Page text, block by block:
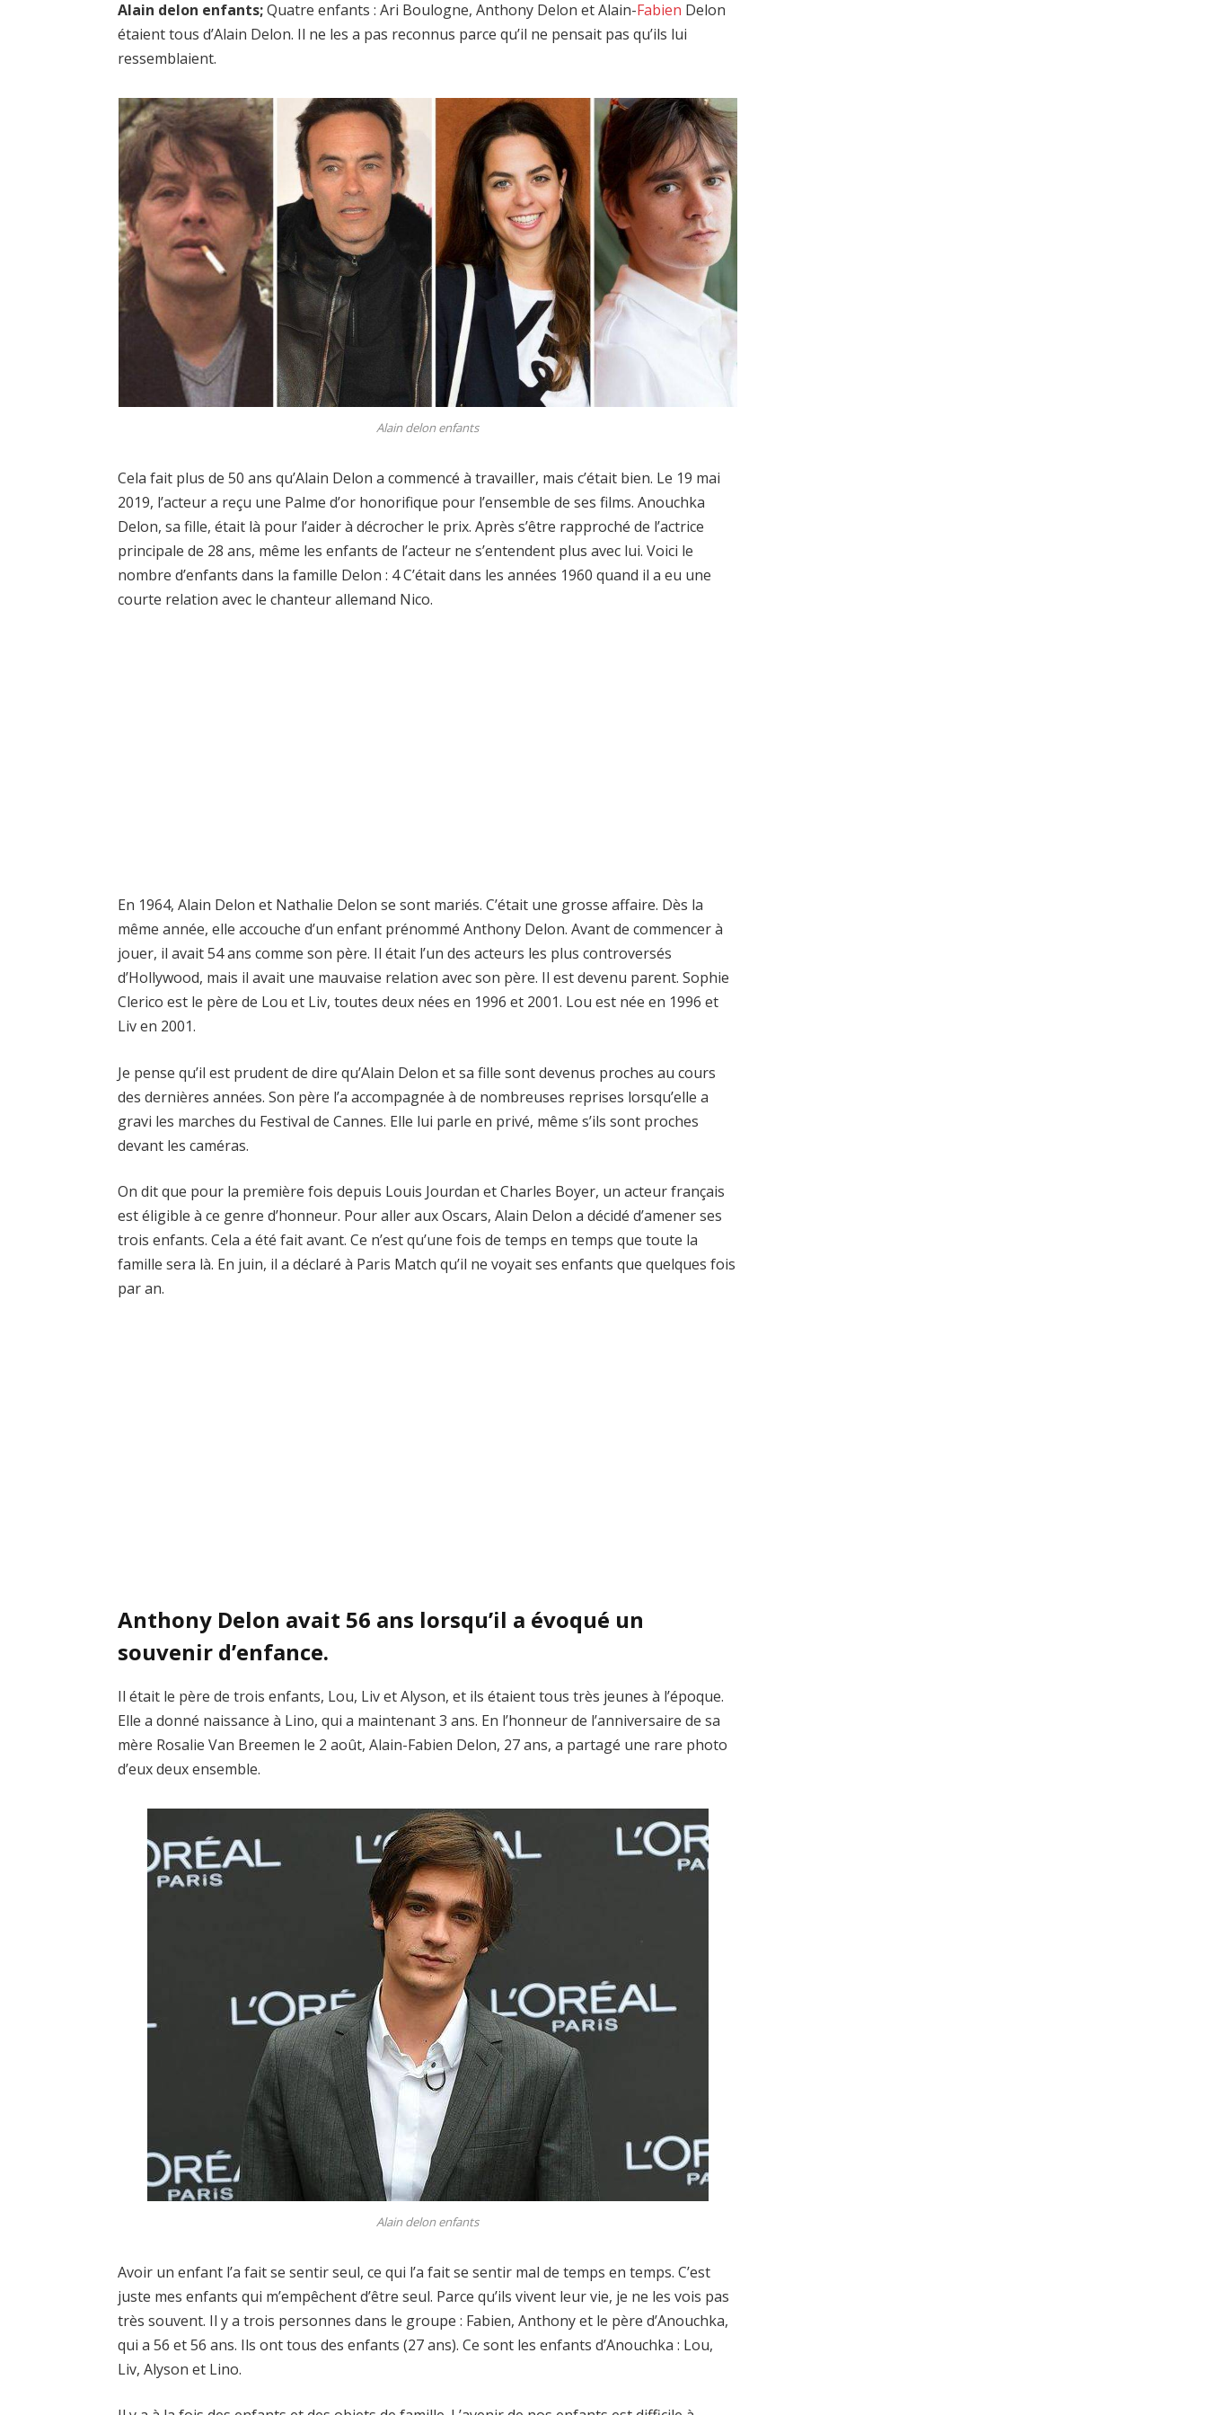
Alain delon enfants;Quatre enfants : Ari Boulogne, Anthony Delon et Alain-Fabien Delon
étaient tous d’Alain Delon. Il ne les a pas reconnus parce qu’il ne pensait pas qu’ils lui
ressemblaient.
Alain delon enfants
Cela fait plus de 50 ans qu’Alain Delon a commencé à travailler, mais c’était bien. Le 19 mai
2019, l’acteur a reçu une Palme d’or honorifique pour l’ensemble de ses films. Anouchka
Delon, sa fille, était là pour l’aider à décrocher le prix. Après s’être rapproché de l’actrice
principale de 28 ans, même les enfants de l’acteur ne s’entendent plus avec lui. Voici le
nombre d’enfants dans la famille Delon : 4 C’était dans les années 1960 quand il a eu une
courte relation avec le chanteur allemand Nico.
En 1964, Alain Delon et Nathalie Delon se sont mariés. C’était une grosse affaire. Dès la
même année, elle accouche d’un enfant prénommé Anthony Delon. Avant de commencer à
jouer, il avait 54 ans comme son père. Il était l’un des acteurs les plus controversés
d’Hollywood, mais il avait une mauvaise relation avec son père. Il est devenu parent. Sophie
Clerico est le père de Lou et Liv, toutes deux nées en 1996 et 2001. Lou est née en 1996 et
Liv en 2001.
Je pense qu’il est prudent de dire qu’Alain Delon et sa fille sont devenus proches au cours
des dernières années. Son père l’a accompagnée à de nombreuses reprises lorsqu’elle a
gravi les marches du Festival de Cannes. Elle lui parle en privé, même s’ils sont proches
devant les caméras.
On dit que pour la première fois depuis Louis Jourdan et Charles Boyer, un acteur français
est éligible à ce genre d’honneur. Pour aller aux Oscars, Alain Delon a décidé d’amener ses
trois enfants. Cela a été fait avant. Ce n’est qu’une fois de temps en temps que toute la
famille sera là. En juin, il a déclaré à Paris Match qu’il ne voyait ses enfants que quelques fois
par an.
Anthony Delon avait 56 ans lorsqu’il a évoqué un
souvenir d’enfance.
Il était le père de trois enfants, Lou, Liv et Alyson, et ils étaient tous très jeunes à l’époque.
Elle a donné naissance à Lino, qui a maintenant 3 ans. En l’honneur de l’anniversaire de sa
mère Rosalie Van Breemen le 2 août, Alain-Fabien Delon, 27 ans, a partagé une rare photo
d’eux deux ensemble.
Alain delon enfants
Avoir un enfant l’a fait se sentir seul, ce qui l’a fait se sentir mal de temps en temps. C’est
juste mes enfants qui m’empêchent d’être seul. Parce qu’ils vivent leur vie, je ne les vois pas
très souvent. Il y a trois personnes dans le groupe : Fabien, Anthony et le père d’Anouchka,
qui a 56 et 56 ans. Ils ont tous des enfants (27 ans). Ce sont les enfants d’Anouchka : Lou,
Liv, Alyson et Lino.